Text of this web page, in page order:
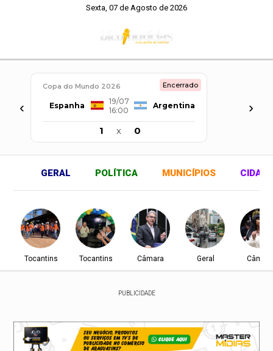
Sexta, 07 de Agosto de 2026
‹
Copa do Mundo 2026 Encerrado
Espanha
19/07
16:00
Argentina
1 x 0
›
GERAL POLÍTICA MUNICÍPIOS
Tocantins Tocantins Câmara Geral
PUBLICIDADE